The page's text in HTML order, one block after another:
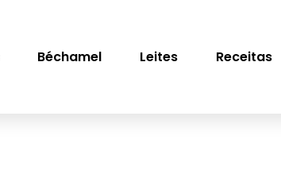
Béchamel Leites Receitas